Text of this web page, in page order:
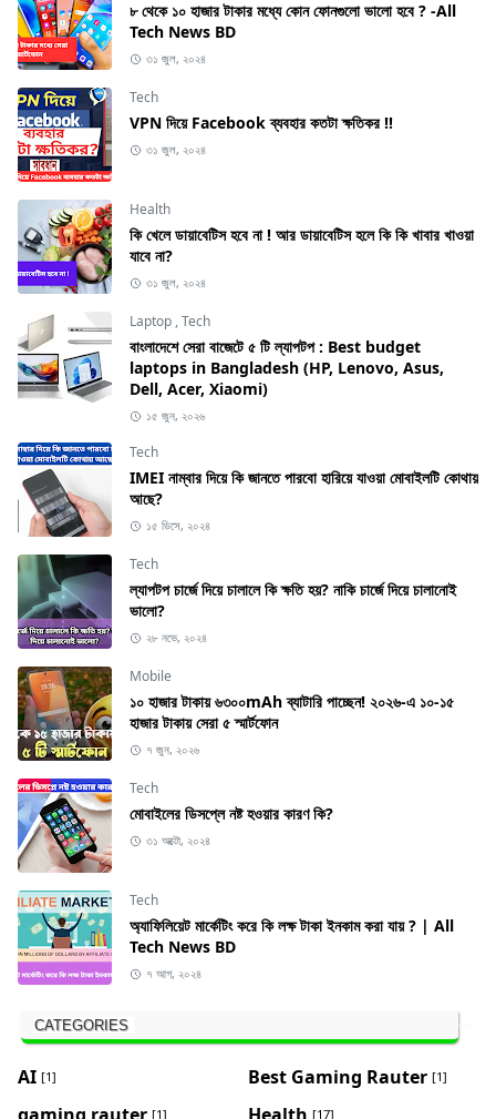
৮ থেকে ১০ হাজার টাকার মধ্যে কোন ফোনগুলো ভালো হবে ? -All
Tech News BD
৩১ জুল, ২০২৪
Tech
VPN দিয়ে Facebook ব্যবহার কতটা ক্ষতিকর !!
৩১ জুল, ২০২৪
Health
কি খেলে ডায়াবেটিস হবে না ! আর ডায়াবেটিস হলে কি কি খাবার খাওয়া
যাবে না?
৩১ জুল, ২০২৪
Laptop ,Tech
বাংলাদেশে সেরা বাজেটে ৫ টি ল্যাপটপ : Best budget
laptops in Bangladesh (HP, Lenovo, Asus,
Dell, Acer, Xiaomi)
১৫ জুন, ২০২৬
Tech
IMEI নাম্বার দিয়ে কি জানতে পারবো হারিয়ে যাওয়া মোবাইলটি কোথায়
আছে?
১৫ ডিসে, ২০২৪
Tech
ল্যাপটপ চার্জে দিয়ে চালালে কি ক্ষতি হয়? নাকি চার্জে দিয়ে চালানোই
ভালো?
২৮ নভে, ২০২৪
Mobile
১০ হাজার টাকায় ৬৩০০mAh ব্যাটারি পাচ্ছেন! ২০২৬-এ ১০-১৫
হাজার টাকায় সেরা ৫ স্মার্টফোন
৭ জুন, ২০২৬
Tech
মোবাইলের ডিসপ্লে নষ্ট হওয়ার কারণ কি?
৩১ অক্টো, ২০২৪
Tech
অ্যাফিলিয়েট মার্কেটিং করে কি লক্ষ টাকা ইনকাম করা যায় ? | All
Tech News BD
৭ আগ, ২০২৪
CATEGORIES
AI [1] Best Gaming Rauter [1]
gaming rauter [1] Health [17]